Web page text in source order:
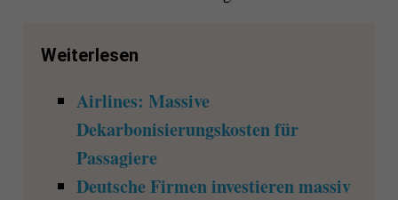
Weiterlesen
Airlines: Massive
Dekarbonisierungskosten für
Passagiere
Deutsche Firmen investieren massiv